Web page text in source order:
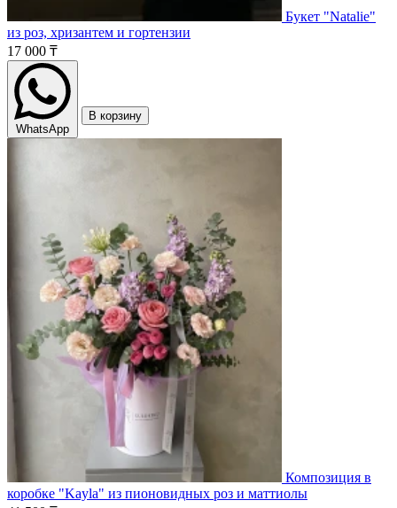
Букет "Natalie"
из роз, хризантем и гортензии
17 000 ₸
WhatsApp
В корзину
Композиция в
коробке "Kayla" из пионовидных роз и маттиолы